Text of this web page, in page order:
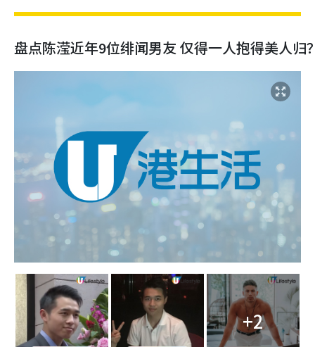
盘点陈滢近年9位绯闻男友 仅得一人抱得美人归
+2